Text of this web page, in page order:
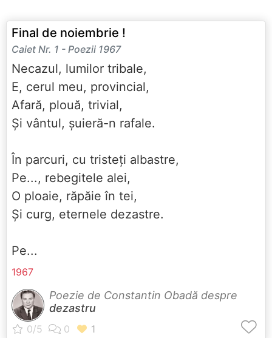
Final de noiembrie !
Caiet Nr. 1 - Poezii 1967
Necazul, lumilor tribale,
E, cerul meu, provincial,
Afară, plouă, trivial,
Și vântul, șuieră-n rafale.
În parcuri, cu tristeți albastre,
Pe..., rebegitele alei,
O ploaie, răpăie în tei,
Și curg, eternele dezastre.
Pe...
1967
Poezie de Constantin Obadă despre
dezastru